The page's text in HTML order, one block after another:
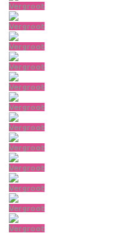
Vergroot
Vergroot
Vergroot
Vergroot
Vergroot
Vergroot
Vergroot
Vergroot
Vergroot
Vergroot
Vergroot
Vergroot